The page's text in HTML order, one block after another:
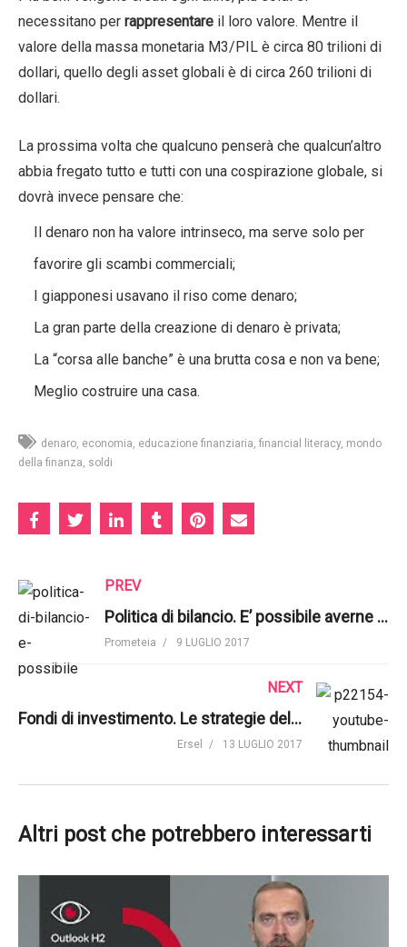
necessitano per rappresentare il loro valore. Mentre il
valore della massa monetaria M3/PIL è circa 80 trilioni di
dollari, quello degli asset globali è di circa 260 trilioni di
dollari.
La prossima volta che qualcuno penserà che qualcun’altro
abbia fregato tutto e tutti con una cospirazione globale, si
dovrà invece pensare che:
Il denaro non ha valore intrinseco, ma serve solo per
favorire gli scambi commerciali;
I giapponesi usavano il riso come denaro;
La gran parte della creazione di denaro è privata;
La “corsa alle banche” è una brutta cosa e non va bene;
Meglio costruire una casa.
denaro economia educazione finanziaria financial literacy mondo
della finanza soldi
PREV
Politica di bilancio. E’ possibile averne una per l’Italia? | Prometeia
Prometeia 9 LUGLIO 2017
NEXT
Fondi di investimento. Le strategie del fondo Leadersel Flexible Bond | Ersel
Ersel 13 LUGLIO 2017
Altri post che potrebbero interessarti